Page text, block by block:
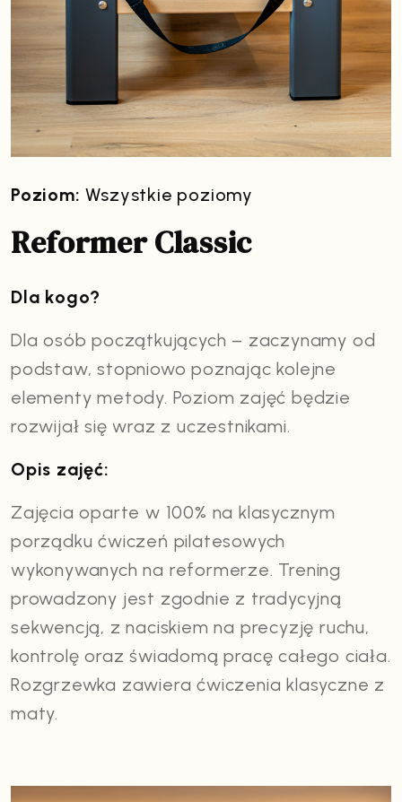
Poziom: Wszystkie poziomy
Reformer Classic
Dla kogo?
Dla osób początkujących – zaczynamy od
podstaw, stopniowo poznając kolejne
elementy metody. Poziom zajęć będzie
rozwijał się wraz z uczestnikami.
Opis zajęć:
Zajęcia oparte w 100% na klasycznym
porządku ćwiczeń pilatesowych
wykonywanych na reformerze. Trening
prowadzony jest zgodnie z tradycyjną
sekwencją, z naciskiem na precyzję ruchu,
kontrolę oraz świadomą pracę całego ciała.
Rozgrzewka zawiera ćwiczenia klasyczne z
maty.